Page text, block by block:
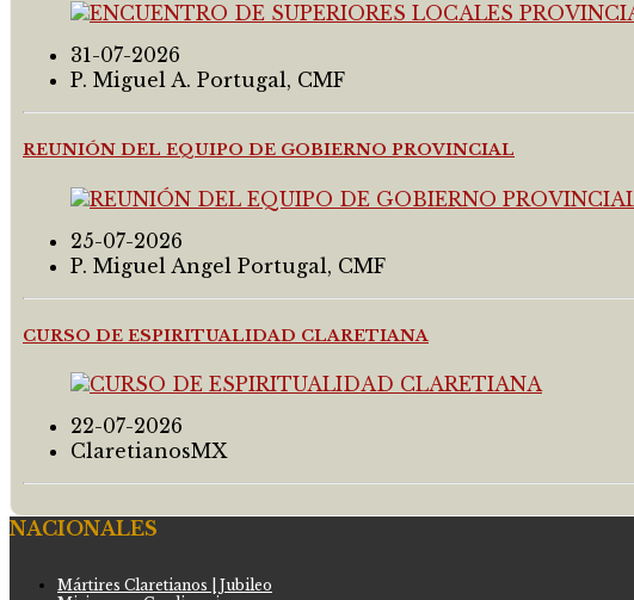
31-07-2026
P. Miguel A. Portugal, CMF
REUNIÓN DEL EQUIPO DE GOBIERNO PROVINCIAL
25-07-2026
P. Miguel Angel Portugal, CMF
CURSO DE ESPIRITUALIDAD CLARETIANA
22-07-2026
ClaretianosMX
NACIONALES
Mártires Claretianos | Jubileo